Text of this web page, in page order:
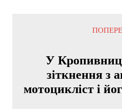
У
зіткнення з
мотоцикліст і